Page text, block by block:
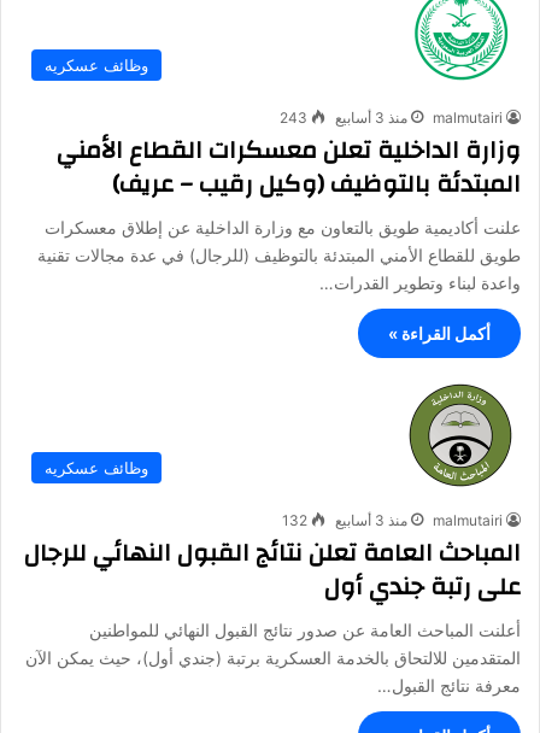
وظائف عسكريه
malmutairi منذ 3 أسابيع 243
وزارة الداخلية تعلن معسكرات القطاع الأمني
المبتدئة بالتوظيف (وكيل رقيب – عريف)
علنت أكاديمية طويق بالتعاون مع وزارة الداخلية عن إطلاق معسكرات
طويق للقطاع الأمني المبتدئة بالتوظيف (للرجال) في عدة مجالات تقنية
واعدة لبناء وتطوير القدرات…
أكمل القراءة »
وظائف عسكريه
malmutairi منذ 3 أسابيع 132
المباحث العامة تعلن نتائج القبول النهائي للرجال
على رتبة جندي أول
أعلنت المباحث العامة عن صدور نتائج القبول النهائي للمواطنين
المتقدمين للالتحاق بالخدمة العسكرية برتبة (جندي أول)، حيث يمكن الآن
معرفة نتائج القبول…